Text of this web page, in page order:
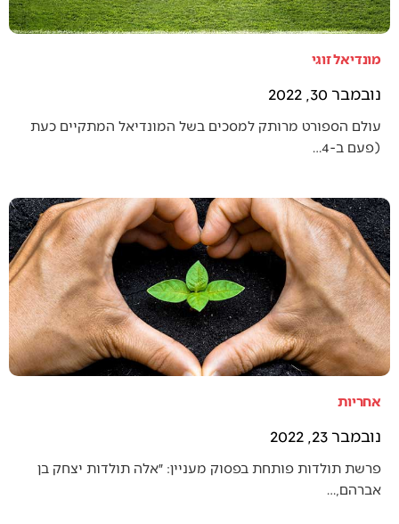
מונדיאל זוגי
נובמבר 30, 2022
עולם הספורט מרותק למסכים בשל המונדיאל המתקיים כעת
(פעם ב-4…
אחריות
נובמבר 23, 2022
פרשת תולדות פותחת בפסוק מעניין: ״אלה תולדות יצחק בן
אברהם,…